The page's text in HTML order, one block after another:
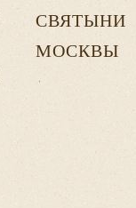
СВЯТЫНИ
МОСКВЫ